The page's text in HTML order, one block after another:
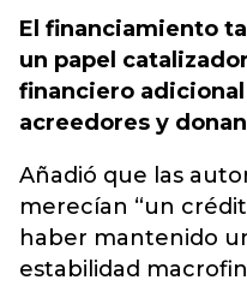
El financiamiento
un papel
financiero
acreedores y
Añadió que las
merecían “un
haber mantenido
estabilidad